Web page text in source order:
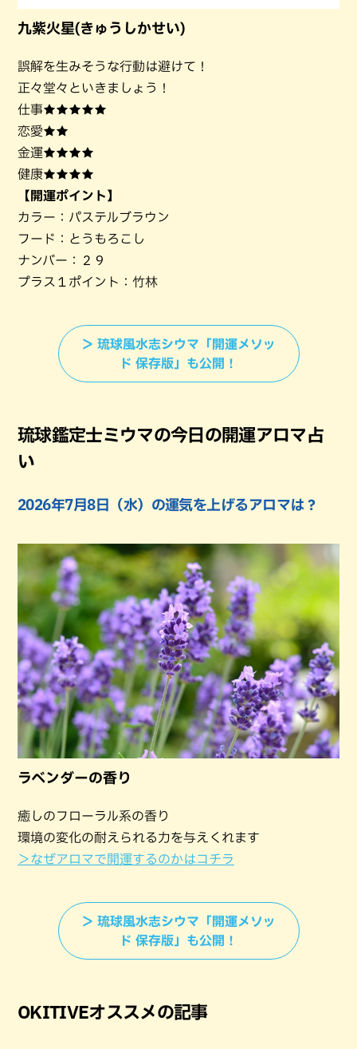
九紫火星(きゅうしかせい)
誤解を生みそうな行動は避けて！
正々堂々といきましょう！
仕事★★★★★
恋愛★★
金運★★★★
健康★★★★
【開運ポイント】
カラー：パステルブラウン
フード：とうもろこし
ナンバー：２９
プラス１ポイント：竹林
＞ 琉球風水志シウマ「開運メソッ
ド 保存版」も公開！
琉球鑑定士ミウマの今日の開運アロマ占
い
2026年7月8日（水）の運気を上げるアロマは？
ラベンダーの香り
癒しのフローラル系の香り
環境の変化の耐えられる力を与えくれます
＞なぜアロマで開運するのかはコチラ
＞ 琉球風水志シウマ「開運メソッ
ド 保存版」も公開！
OKITIVEオススメの記事